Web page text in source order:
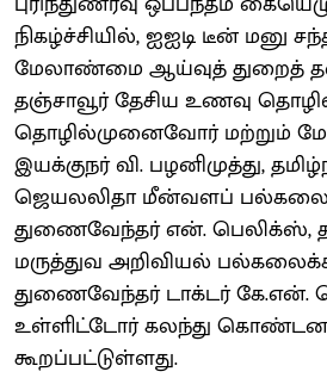
நிகழ்ச்சியில், ஐஐடி டீன் மனு
மேலாண்மை ஆய்வுத் துறைத்
தஞ்சாவூர் தேசிய உணவு
தொழில்முனைவோர் மற்றும்
இயக்குநர் வி. பழனிமுத்து,
ஜெயலலிதா மீன்வளப்
துணைவேந்தர் என். பெலிக்ஸ்,
மருத்துவ அறிவியல்
துணைவேந்தர் டாக்டர் கே.என்.
உள்ளிட்டோர் கலந்து
கூறப்பட்டுள்ளது.